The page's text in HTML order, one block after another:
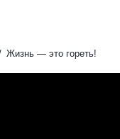
Жизнь — это гореть!